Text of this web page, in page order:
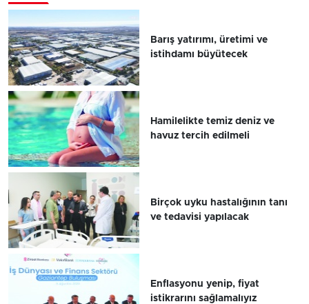
Barış yatırımı, üretimi ve
istihdamı büyütecek
Hamilelikte temiz deniz ve
havuz tercih edilmeli
Birçok uyku hastalığının tanı
ve tedavisi yapılacak
Enflasyonu yenip, fiyat
istikrarını sağlamalıyız